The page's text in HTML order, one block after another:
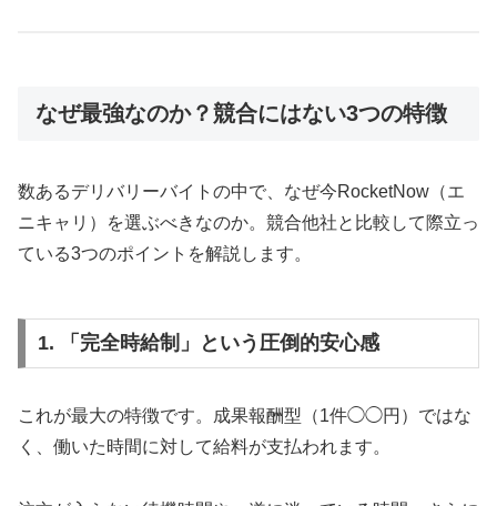
なぜ最強なのか？競合にはない3つの特徴
数あるデリバリーバイトの中で、なぜ今RocketNow（エ
ニキャリ）を選ぶべきなのか。競合他社と比較して際立っ
ている3つのポイントを解説します。
1. 「完全時給制」という圧倒的安心感
これが最大の特徴です。成果報酬型（1件◯◯円）ではな
く、働いた時間に対して給料が支払われます。